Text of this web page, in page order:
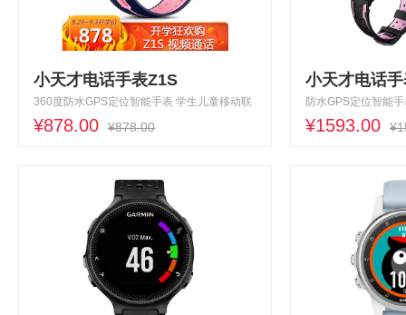
小天才电话手表Z1S
360度防水GPS定位智能手表 学生儿童移动联
通双4G视频拍照手表
¥878.00 ¥878.00
小天才电话
防水GPS定位智能
4G视频拍照前后双
¥1593.00